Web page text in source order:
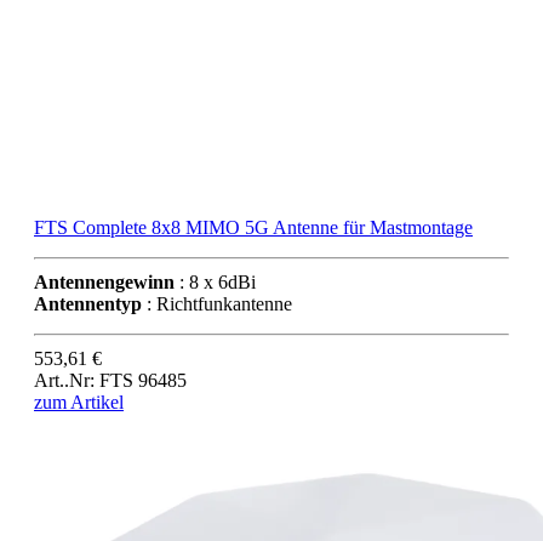
FTS Complete 8x8 MIMO 5G Antenne für Mastmontage
Antennengewinn : 8 x 6dBi
Antennentyp : Richtfunkantenne
553,61 €
Art..Nr: FTS 96485
zum Artikel